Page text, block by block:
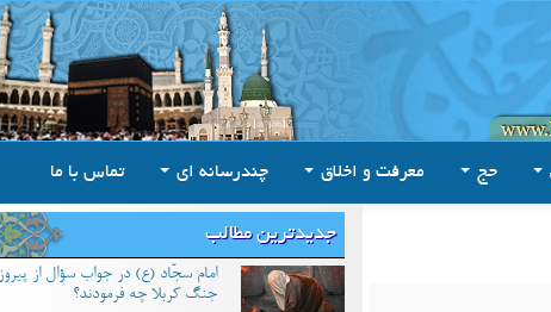
حج معرفت و اخلاق چندرسانه ای تماس با ما
جدیدترین مطالب
امام سجّاد (ع) در جواب سؤال از پیروز
جنگ کربلا چه فرمودند؟